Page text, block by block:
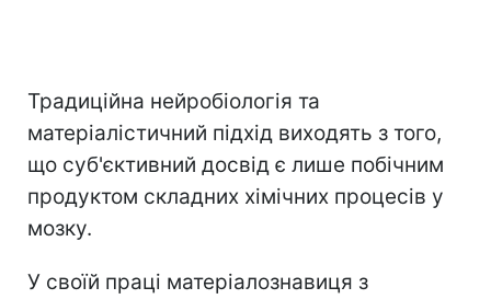
Традиційна нейробіологія та
матеріалістичний підхід виходять з того,
що суб'єктивний досвід є лише побічним
продуктом складних хімічних процесів у
мозку.
У своїй праці матеріалознавиця з